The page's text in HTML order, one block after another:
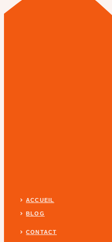
ACCUEIL
BLOG
CONTACT